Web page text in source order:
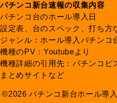
パチンコ新台速報の収集内容
パチンコ台のホール導入日
設定表、台のスペック、打ち方
ジャンル：ホール導入パチンコ
機種のPV：Youtubeより
機種詳細の引用先：パチンコビ
まとめサイトなど
©2026 パチンコ新台ホール導